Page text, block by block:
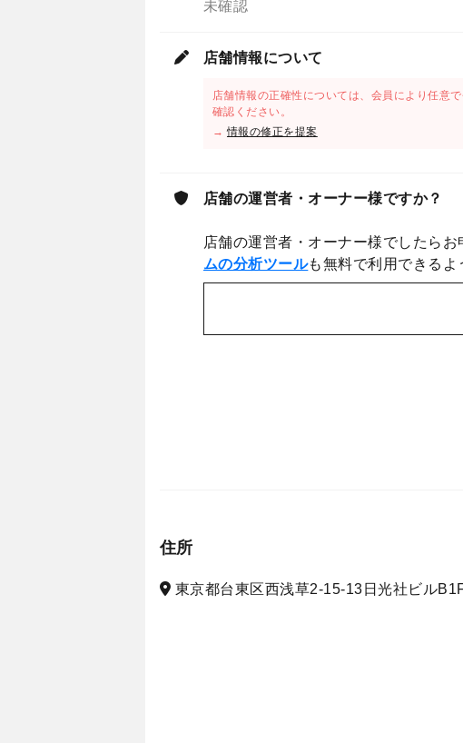
未確認
店舗情報について
店舗情報の正確性については、会員により任意
確認ください。
→情報の修正を提案
店舗の運営者・オーナー様ですか？
店舗の運営者・オーナー様でしたら
ムの分析ツールも無料で利用できるよ
住所
東京都台東区西浅草2-15-13日光社ビル